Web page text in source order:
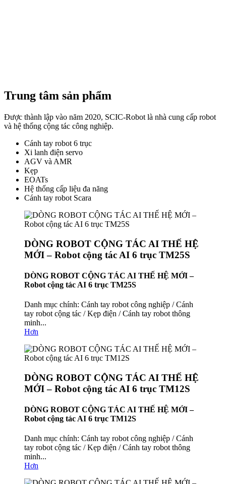
Trung tâm sản phẩm
Được thành lập vào năm 2020, SCIC-Robot là nhà cung cấp robot
và hệ thống cộng tác công nghiệp.
Cánh tay robot 6 trục
Xi lanh điện servo
AGV và AMR
Kẹp
EOATs
Hệ thống cấp liệu đa năng
Cánh tay robot Scara
DÒNG ROBOT CỘNG TÁC AI THẾ HỆ
MỚI – Robot cộng tác AI 6 trục TM25S
DÒNG ROBOT CỘNG TÁC AI THẾ HỆ MỚI –
Robot cộng tác AI 6 trục TM25S
Danh mục chính: Cánh tay robot công nghiệp / Cánh
tay robot cộng tác / Kẹp điện / Cánh tay robot thông
minh...
Hơn
DÒNG ROBOT CỘNG TÁC AI THẾ HỆ
MỚI – Robot cộng tác AI 6 trục TM12S
DÒNG ROBOT CỘNG TÁC AI THẾ HỆ MỚI –
Robot cộng tác AI 6 trục TM12S
Danh mục chính: Cánh tay robot công nghiệp / Cánh
tay robot cộng tác / Kẹp điện / Cánh tay robot thông
minh...
Hơn